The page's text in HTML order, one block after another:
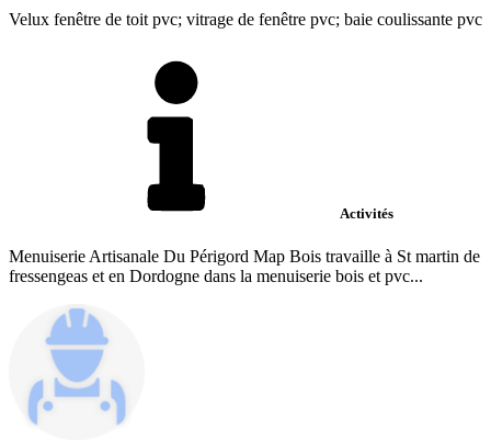
Velux fenêtre de toit pvc; vitrage de fenêtre pvc; baie coulissante pvc
Activités
Menuiserie Artisanale Du Périgord Map Bois travaille à St martin de
fressengeas et en Dordogne dans la menuiserie bois et pvc...